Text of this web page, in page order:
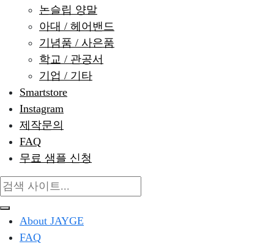
논슬립 양말
아대 / 헤어밴드
기념품 / 사은품
학교 / 관공서
기업 / 기타
Smartstore
Instagram
제작문의
FAQ
무료 샘플 신청
About JAYGE
FAQ